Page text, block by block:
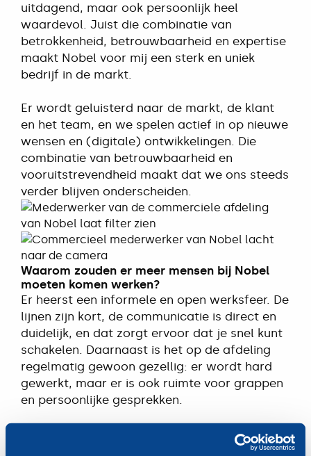
uitdagend, maar ook persoonlijk heel
waardevol. Juist die combinatie van
betrokkenheid, betrouwbaarheid en expertise
maakt Nobel voor mij een sterk en uniek
bedrijf in de markt.
Er wordt geluisterd naar de markt, de klant
en het team, en we spelen actief in op nieuwe
wensen en (digitale) ontwikkelingen. Die
combinatie van betrouwbaarheid en
vooruitstrevendheid maakt dat we ons steeds
verder blijven onderscheiden.
Waarom zouden er meer mensen bij Nobel
moeten komen werken?
Er heerst een informele en open werksfeer. De
lijnen zijn kort, de communicatie is direct en
duidelijk, en dat zorgt ervoor dat je snel kunt
schakelen. Daarnaast is het op de afdeling
regelmatig gewoon gezellig: er wordt hard
gewerkt, maar er is ook ruimte voor grappen
en persoonlijke gesprekken.
Wat ik belangrijk vind, is dat we elkaar echt
helpen. Als iemand even vastloopt of extra